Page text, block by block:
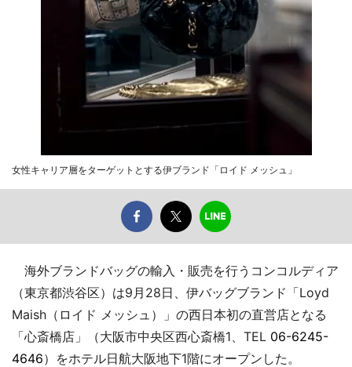
女性キャリア層をターゲットとする伊ブランド「ロイド メッシュ」
海外ブランドバッグの輸入・販売を行うコンコルディア
（東京都渋谷区）は9月28日、伊バッグブランド「Loyd
Maish（ロイド メッシュ）」の西日本初の直営店となる
「心斎橋店」（大阪市中央区西心斎橋1、TEL 06-6245-
4646）をホテル日航大阪地下1階にオープンした。